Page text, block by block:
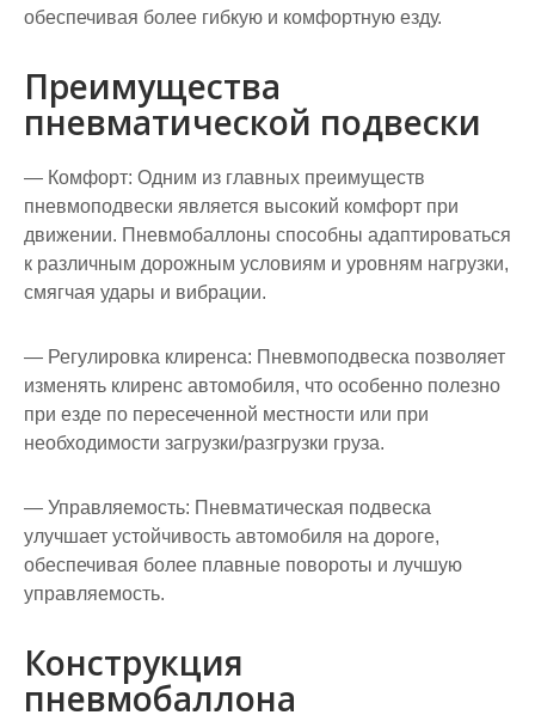
обеспечивая более гибкую и комфортную езду.
Преимущества
пневматической подвески
— Комфорт: Одним из главных преимуществ
пневмоподвески является высокий комфорт при
движении. Пневмобаллоны способны адаптироваться
к различным дорожным условиям и уровням нагрузки,
смягчая удары и вибрации.
— Регулировка клиренса: Пневмоподвеска позволяет
изменять клиренс автомобиля, что особенно полезно
при езде по пересеченной местности или при
необходимости загрузки/разгрузки груза.
— Управляемость: Пневматическая подвеска
улучшает устойчивость автомобиля на дороге,
обеспечивая более плавные повороты и лучшую
управляемость.
Конструкция
пневмобаллона